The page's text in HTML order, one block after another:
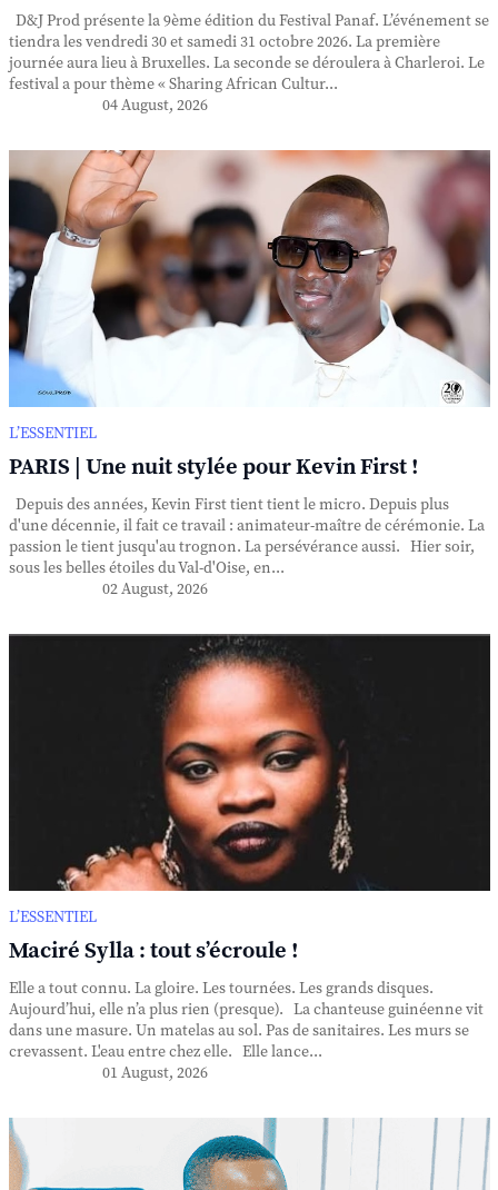
D&J Prod présente la 9ème édition du Festival Panaf. L’événement se
tiendra les vendredi 30 et samedi 31 octobre 2026. La première
journée aura lieu à Bruxelles. La seconde se déroulera à Charleroi. Le
festival a pour thème « Sharing African Cultur...
04 August, 2026
L’ESSENTIEL
PARIS | Une nuit stylée pour Kevin First !
Depuis des années, Kevin First tient tient le micro. Depuis plus
d'une décennie, il fait ce travail : animateur-maître de cérémonie. La
passion le tient jusqu'au trognon. La persévérance aussi. Hier soir,
sous les belles étoiles du Val-d'Oise, en...
02 August, 2026
L’ESSENTIEL
Maciré Sylla : tout s’écroule !
Elle a tout connu. La gloire. Les tournées. Les grands disques.
Aujourd’hui, elle n’a plus rien (presque). La chanteuse guinéenne vit
dans une masure. Un matelas au sol. Pas de sanitaires. Les murs se
crevassent. L'eau entre chez elle. Elle lance...
01 August, 2026